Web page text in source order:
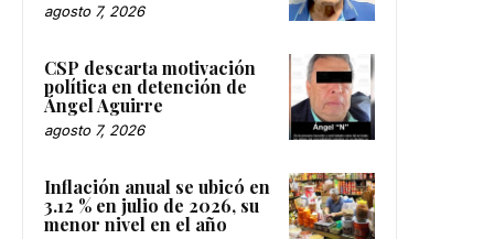
agosto 7, 2026
CSP descarta motivación
política en detención de
Ángel Aguirre
agosto 7, 2026
Inflación anual se ubicó en
3.12 % en julio de 2026, su
menor nivel en el año